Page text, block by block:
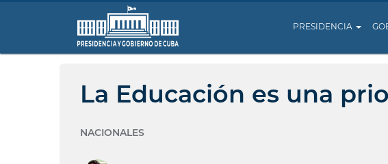
PRESIDENCIA
La Educación es una
NACIONALES